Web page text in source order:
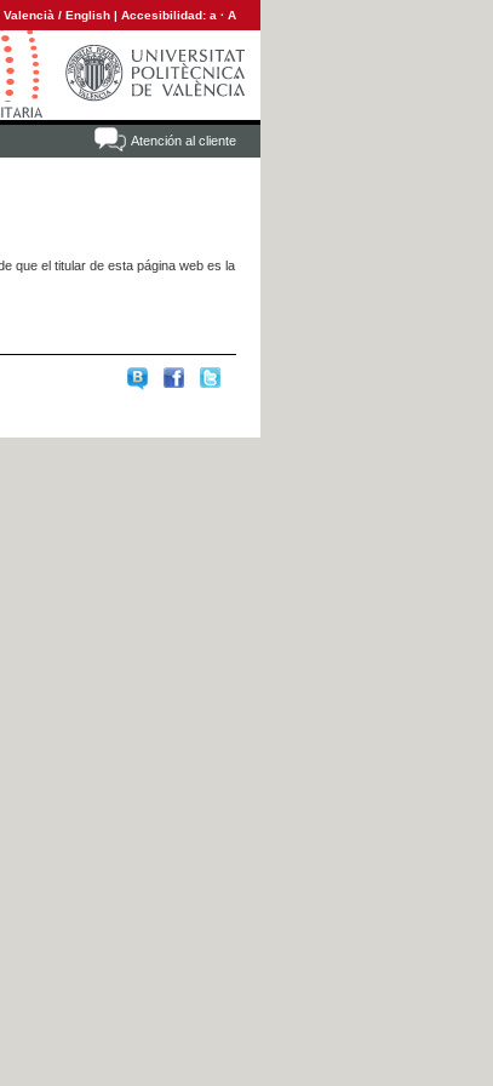
Valencià / English | Accesibilidad: a · A
Atención al cliente
que el titular de esta página web es la